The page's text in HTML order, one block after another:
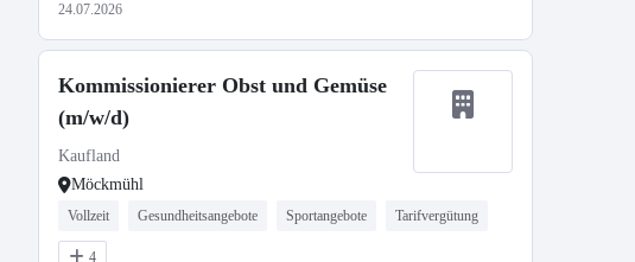
24.07.2026
Kommissionierer Obst und Gemüse
(m/w/d)
Kaufland
Möckmühl
Vollzeit Gesundheitsangebote Sportangebote Tarifvergütung
4